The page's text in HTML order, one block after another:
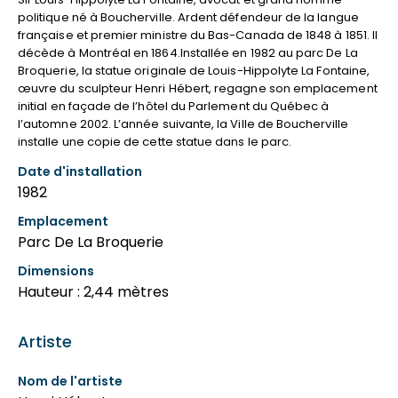
politique né à Boucherville. Ardent défendeur de la langue
française et premier ministre du Bas-Canada de 1848 à 1851. Il
décède à Montréal en 1864.Installée en 1982 au parc De La
Broquerie, la statue originale de Louis-Hippolyte La Fontaine,
œuvre du sculpteur Henri Hébert, regagne son emplacement
initial en façade de l’hôtel du Parlement du Québec à
l’automne 2002. L’année suivante, la Ville de Boucherville
installe une copie de cette statue dans le parc.
Date d'installation
1982
Emplacement
Parc De La Broquerie
Dimensions
Hauteur : 2,44 mètres
Artiste
Nom de l'artiste